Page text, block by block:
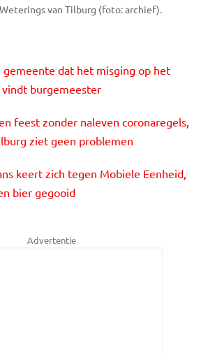
van Tilburg (foto: archief).
gemeente dat het misging op het
burgemeester
feest zonder naleven coronaregels,
ziet geen problemen
keert zich tegen Mobiele Eenheid,
bier gegooid
Advertentie